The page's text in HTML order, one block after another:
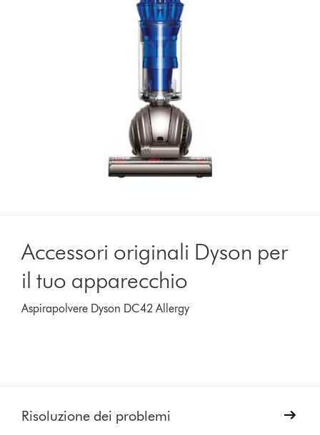
Accessori originali Dyson per
il tuo apparecchio
Aspirapolvere Dyson DC42 Allergy
Risoluzione dei problemi